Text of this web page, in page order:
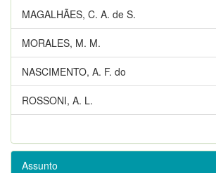
MAGALHÃES, C. A. de S.
MORALES, M. M.
NASCIMENTO, A. F. do
ROSSONI, A. L.
Assunto